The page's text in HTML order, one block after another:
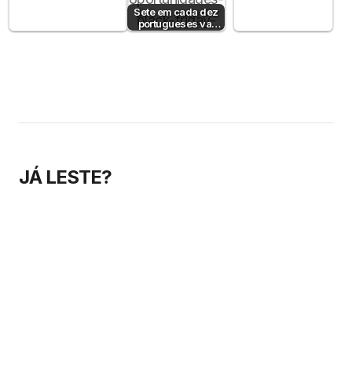
Sete em cada dez
portugueses vai
fazer compras na
JÁ LESTE?